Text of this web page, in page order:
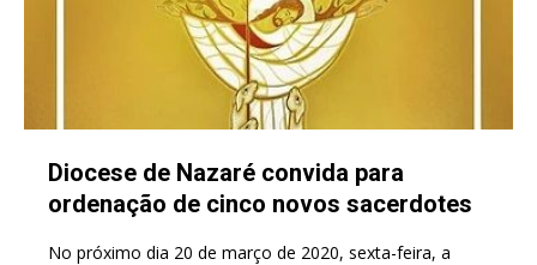
Diocese de Nazaré convida para
ordenação de cinco novos sacerdotes
No próximo dia 20 de março de 2020, sexta-feira, a